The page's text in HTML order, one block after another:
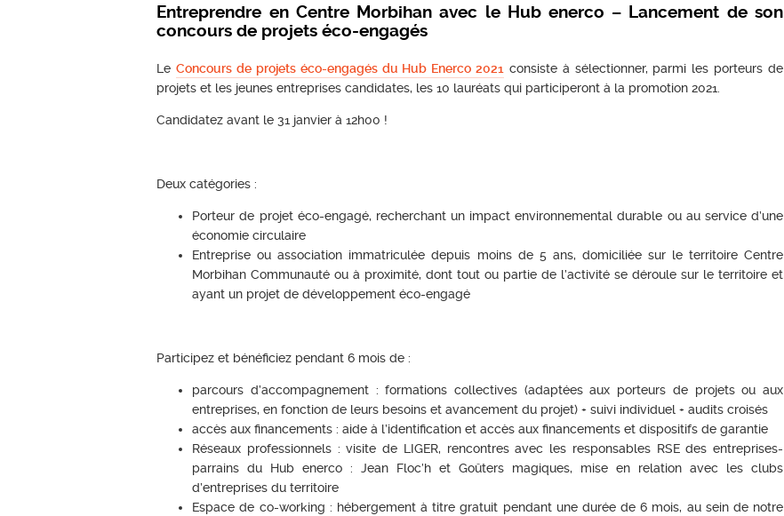
Entreprendre en Centre Morbihan avec le Hub enerco – Lancement de son
concours de projets éco-engagés
LeConcours de projets éco-engagés du Hub Enerco 2021 consiste à sélectionner, parmi les porteurs de
projets et les jeunes entreprises candidates, les 10 lauréats qui participeront à la promotion 2021.
Candidatez avant le 31 janvier à 12h00 !
Deux catégories :
Porteur de projet éco-engagé, recherchant un impact environnemental durable ou au service d’une
économie circulaire
Entreprise ou association immatriculée depuis moins de 5 ans, domiciliée sur le territoire Centre
Morbihan Communauté ou à proximité, dont tout ou partie de l’activité se déroule sur le territoire et
ayant un projet de développement éco-engagé
Participez et bénéficiez pendant 6 mois de :
parcours d’accompagnement : formations collectives (adaptées aux porteurs de projets ou aux
entreprises, en fonction de leurs besoins et avancement du projet) + suivi individuel + audits croisés
accès aux financements : aide à l’identification et accès aux financements et dispositifs de garantie
Réseaux professionnels : visite de LIGER, rencontres avec les responsables RSE des entreprises-
parrains du Hub enerco : Jean Floc’h et Goûters magiques, mise en relation avec les clubs
d’entreprises du territoire
Espace de co-working : hébergement à titre gratuit pendant une durée de 6 mois, au sein de notre